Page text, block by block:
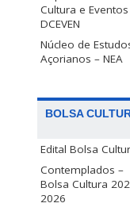
Cultura e
DCEVEN
Núcleo de
Açorianos – NEA
BOLSA
Edital Bolsa
Contemplados –
Bolsa Cultura
2026